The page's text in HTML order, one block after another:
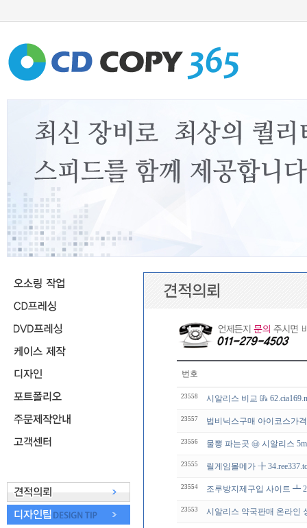
번호
23558 시알리스 비교 ㎬
23557 법비닉스구매 아이코스가
23556 물뽕 파는곳 ㉥ 시알리스
23555 릴게임몰메가 ╊
23554 조루방지제구입 사이트 ┻
23553 시알리스 약국판매 온라인